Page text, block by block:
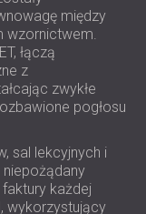
I
OBIEKTACH
I
SŁUŻBY
między
wzornictwem.
łączą
z
zwykłe
pogłosu
sal lekcyjnych i
niepożądany
każdej
wykorzystujący